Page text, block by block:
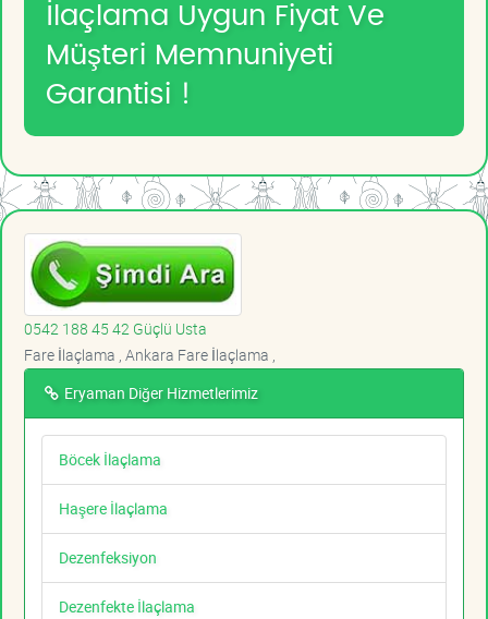
İlaçlama Uygun Fiyat Ve
Müşteri Memnuniyeti
Garantisi !
0542 188 45 42 Güçlü Usta
Fare İlaçlama , Ankara Fare İlaçlama ,
Eryaman Diğer Hizmetlerimiz
Böcek İlaçlama
Haşere İlaçlama
Dezenfeksiyon
Dezenfekte İlaçlama